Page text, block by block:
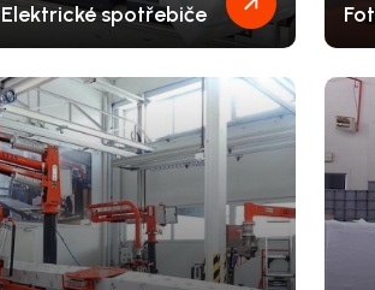
Elektrické spotřebiče